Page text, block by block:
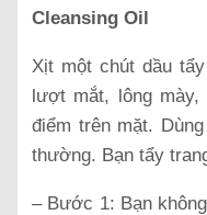
Cleansing Oil
Xịt một chút dầu
lượt mắt, lông
điểm trên mặt.
thường. Bạn tẩy
– Bước 1: Bạn